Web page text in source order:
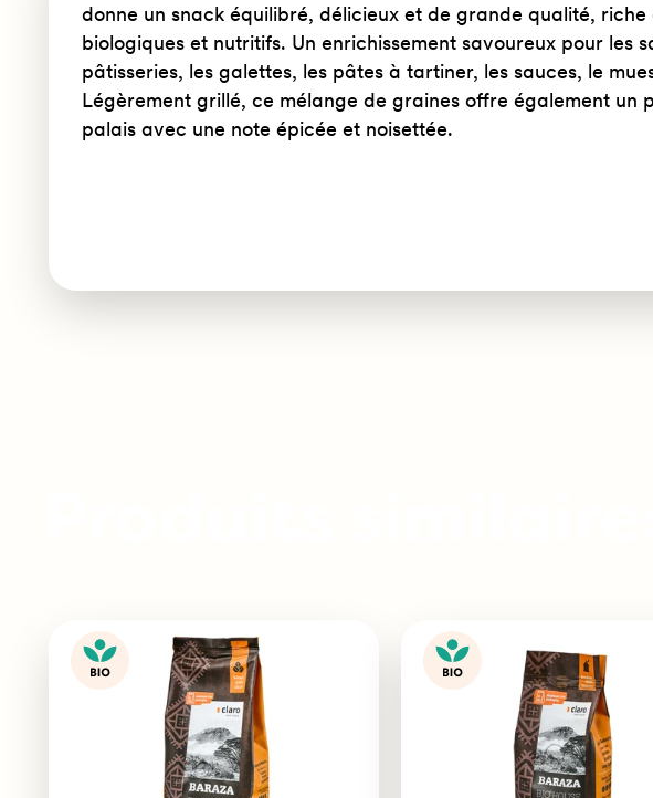
donne un snack équilibré, délicieux et de grande qualité, riche
biologiques et nutritifs. Un enrichissement savoureux pour les
pâtisseries, les galettes, les pâtes à tartiner, les sauces, le
Légèrement grillé, ce mélange de graines offre également un
palais avec une note épicée et noisettée.